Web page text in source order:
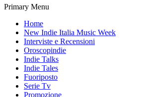
Primary Menu
Home
New Indie Italia Music Week
Interviste e Recensioni
Oroscopindie
Indie Talks
Indie Tales
Fuoriposto
Serie Tv
Promozione